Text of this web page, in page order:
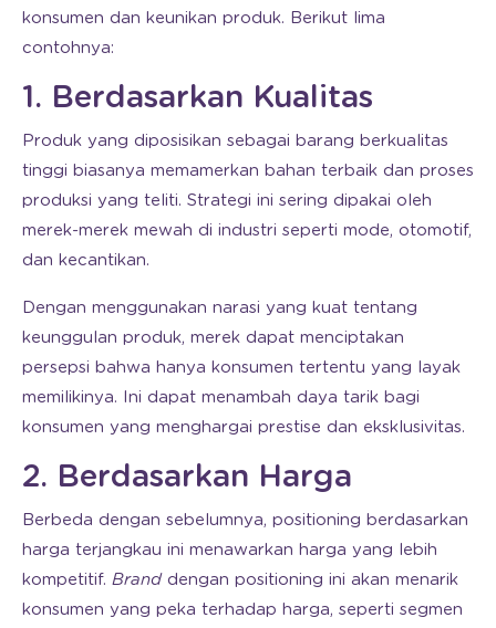
konsumen dan keunikan produk. Berikut lima
contohnya:
1. Berdasarkan Kualitas
Produk yang diposisikan sebagai barang berkualitas
tinggi biasanya memamerkan bahan terbaik dan proses
produksi yang teliti. Strategi ini sering dipakai oleh
merek-merek mewah di industri seperti mode, otomotif,
dan kecantikan.
Dengan menggunakan narasi yang kuat tentang
keunggulan produk, merek dapat menciptakan
persepsi bahwa hanya konsumen tertentu yang layak
memilikinya. Ini dapat menambah daya tarik bagi
konsumen yang menghargai prestise dan eksklusivitas.
2. Berdasarkan Harga
Berbeda dengan sebelumnya, positioning berdasarkan
harga terjangkau ini menawarkan harga yang lebih
kompetitif. Brand dengan positioning ini akan menarik
konsumen yang peka terhadap harga, seperti segmen